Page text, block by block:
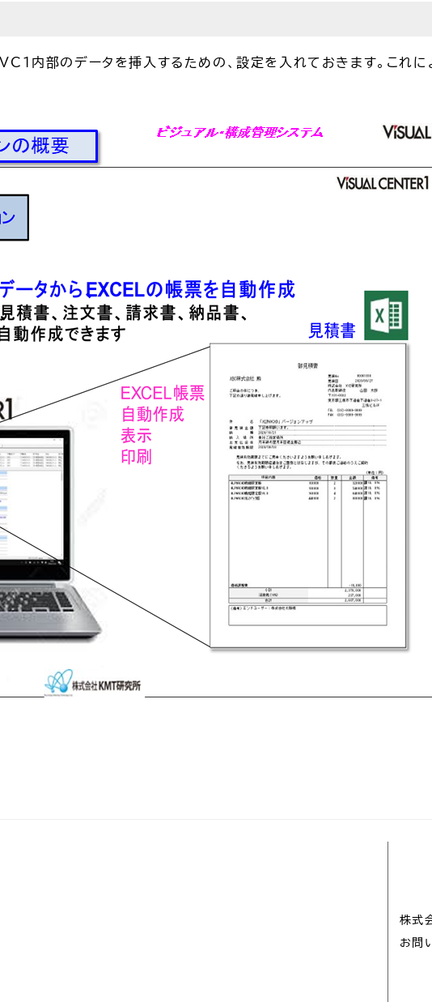
内部のデータを挿入するための、設定を入れておきます。これ
株式
お問